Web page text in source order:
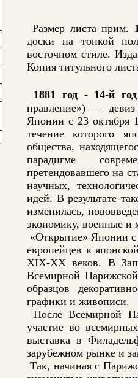
Размер листа прим.
доски на тонкой
восточном стиле.
Копия титульного
1881 год - 14-й
правление») —
Японии с 23 октября
течение которого
общества,
парадигме
претендовавшего на
научных,
идей. В результате
изменилась,
экономику, военные и
«Открытие» Японии с
европейцев к
XIX-XX веков. В
Всемирной
образцов
графики и живописи.
После Всемирной
участие во
выставка в
зарубежном рынке и
Так, начиная с